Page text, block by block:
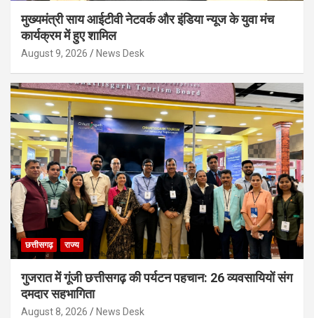
मुख्यमंत्री साय आईटीवी नेटवर्क और इंडिया न्यूज के युवा मंच
कार्यक्रम में हुए शामिल
August 9, 2026 News Desk
छत्तीसगढ़ राज्य
गुजरात में गूंजी छत्तीसगढ़ की पर्यटन पहचान: 26 व्यवसायियों संग
दमदार सहभागिता
August 8, 2026 News Desk